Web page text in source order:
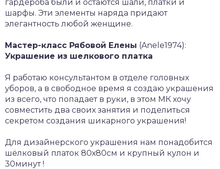
гардероба были и остаются шали, платки и
шарфы. Эти элементы наряда придают
элегантность любой женщине.
Мастер-класс Рябовой Елены (Anele1974):
Украшение из шелкового платка
Я работаю консультантом в отделе головных
уборов, а в свободное время я создаю украшения
из всего, что попадает в руки, в этом МК хочу
совместить два своих занятия и поделиться
секретом создания шикарного украшения!
Для дизайнерского украшения нам понадобится
шёлковый платок 80х80см и крупный кулон и
30минут !